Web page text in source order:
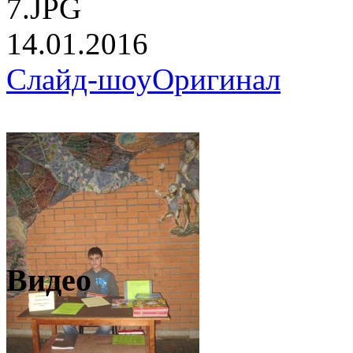
7.JPG
14.01.2016
Слайд-шоуОригинал
Видео